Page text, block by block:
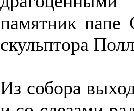
памятник папе
скульптора
Из собора